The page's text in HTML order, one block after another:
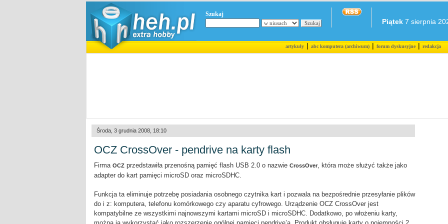
Szukaj
Piątek 7 sierpnia
artykuły|abc komputera (archiwum)|forum dyskusyjne|redakcja
Środa, 3 grudnia 2008, 18:10
OCZ CrossOver - pendrive na karty flash
Firma OCZ przedstawiła przenośną pamięć flash USB 2.0 o nazwie CrossOver, która może służyć także jako
adapter do kart pamięci microSD oraz microSDHC.
Funkcja ta eliminuje potrzebę posiadania osobnego czytnika kart i pozwala na bezpośrednie przesyłanie plików
do i z: komputera, telefonu komórkowego czy aparatu cyfrowego. Urządzenie OCZ CrossOver jest
kompatybilne ze wszystkimi najnowszymi kartami microSD i microSDHC. Dodatkowo, po włożeniu karty,